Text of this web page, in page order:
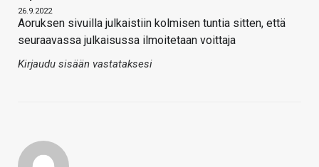
26.9.2022
Aoruksen sivuilla julkaistiin kolmisen tuntia sitten, että
seuraavassa julkaisussa ilmoitetaan voittaja
Kirjaudu sisään vastataksesi